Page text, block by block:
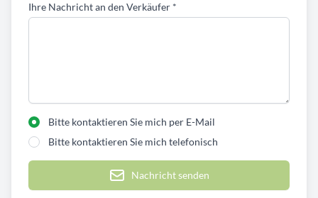
Ihre Nachricht an den Verkäufer *
Bitte kontaktieren Sie mich per E-Mail
Bitte kontaktieren Sie mich telefonisch
Nachricht senden